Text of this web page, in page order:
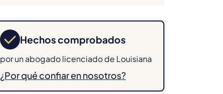
Hechos comprobados
por un abogado licenciado de Louisiana
¿Por qué confiar en nosotros?